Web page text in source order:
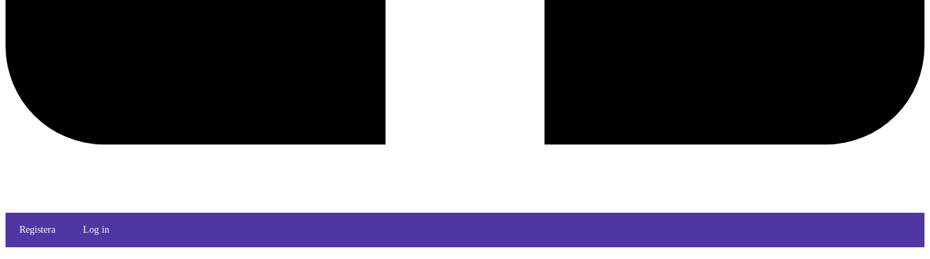
Registera Log in